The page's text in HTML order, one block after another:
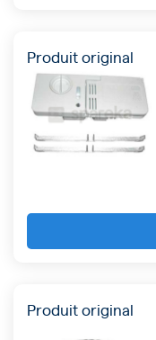
Produit original
Produit original